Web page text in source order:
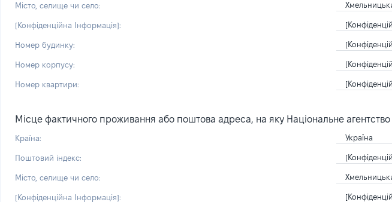
Місто, селище чи село:
[Конфіденційна Інформація]:
Номер будинку:
Номер корпусу:
Номер квартири:
Місце фактичного проживання або поштова адреса, на яку Національне
Країна: Україна
Поштовий індекс:
Місто, селище чи село:
[Конфіденційна Інформація]: